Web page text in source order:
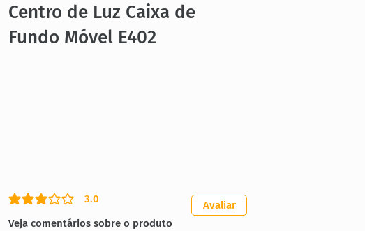
Centro de Luz Caixa de
Fundo Móvel E402
3.0
classificação média é 3 de 5
Veja comentários sobre o produto
Avaliar